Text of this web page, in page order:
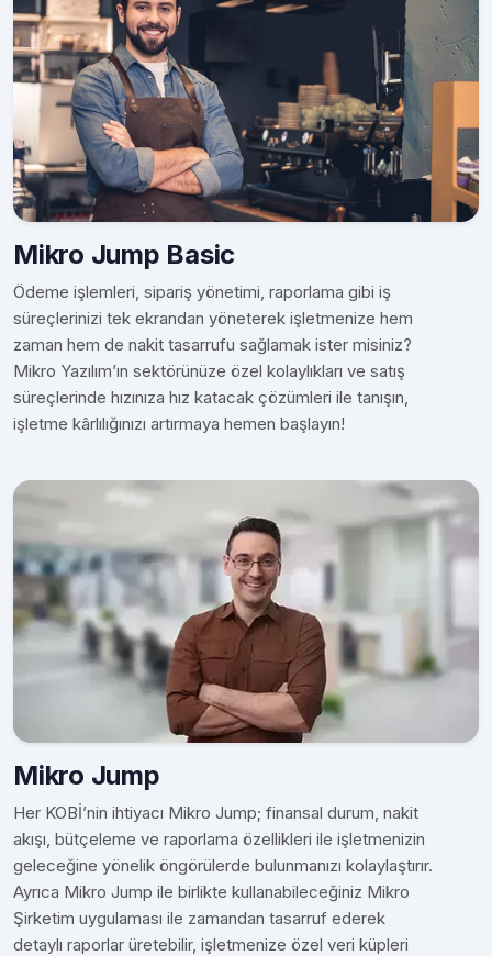
Mikro Jump Basic
Ödeme işlemleri, sipariş yönetimi, raporlama gibi iş
süreçlerinizi tek ekrandan yöneterek işletmenize hem
zaman hem de nakit tasarrufu sağlamak ister misiniz?
Mikro Yazılım’ın sektörünüze özel kolaylıkları ve satış
süreçlerinde hızınıza hız katacak çözümleri ile tanışın,
işletme kârlılığınızı artırmaya hemen başlayın!
Mikro Jump
Her KOBİ’nin ihtiyacı Mikro Jump; finansal durum, nakit
akışı, bütçeleme ve raporlama özellikleri ile işletmenizin
geleceğine yönelik öngörülerde bulunmanızı kolaylaştırır.
Ayrıca Mikro Jump ile birlikte kullanabileceğiniz Mikro
Şirketim uygulaması ile zamandan tasarruf ederek
detaylı raporlar üretebilir, işletmenize özel veri küpleri